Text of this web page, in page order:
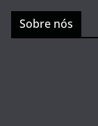
Sobre nós